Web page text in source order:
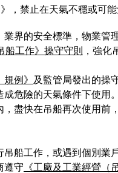
，禁止在天氣不穩或可
界的安全標準，物業
船工作》操守守則 ，強化
例》 及監管局發出的操
危險的天氣條件下使
盡快在吊船再次使用
船工作，或遇到個別
遵守 《工廠及工業經營（